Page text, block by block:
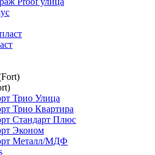
Трио Улица
Трио Квартира
Стандарт Плюс
Эконом
Металл/МДФ